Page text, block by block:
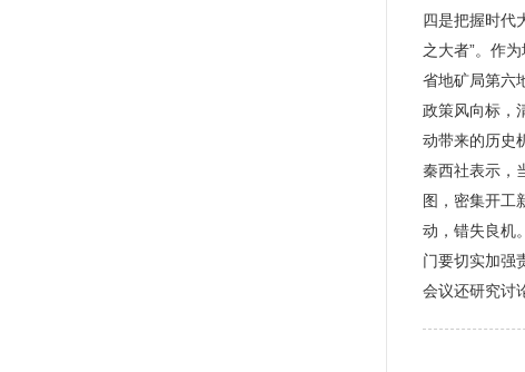
四是把握时代
之大者”。作
省地矿局第六
政策风向标，
动带来的历史
秦西社表示，
图，密集开工
动，错失良机
门要切实加强
会议还研究讨